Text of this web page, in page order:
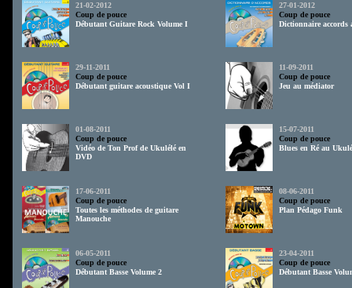
21-02-2012
Coup de pouce
Débutant Guitare Rock Volume I
27-01-2012
Coup de pouce
Dictionnaire accords
29-11-2011
Coup de pouce
Débutant guitare acoustique Vol I
11-09-2011
Coup de pouce
Jeu au médiator
01-08-2011
Coup de pouce
Vidéo de Ton Prof de Ukulélé en
DVD
15-07-2011
Coup de pouce
Blues en Ré au
17-06-2011
Coup de pouce
Toutes les méthodes de guitare
Manouche
08-06-2011
Coup de pouce
Plan Pédago Funk
06-05-2011
Coup de pouce
Débutant Basse Volume 2
23-04-2011
Coup de pouce
Débutant Basse